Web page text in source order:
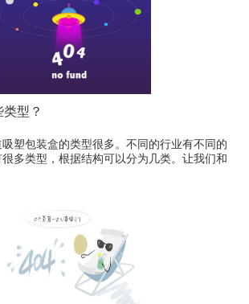
型？
塑包装盒的类型很多。不同的行业有不同的
多类型，根据结构可以分为几类。让我们和